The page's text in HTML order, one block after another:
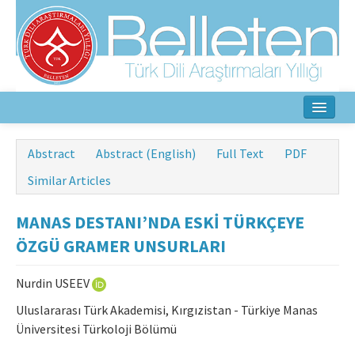
Home
Editorial Board
Author Guidelines
Ethical Principles
Abstract Abstract (English) Full Text
PDF
Similar Articles
MANAS DESTANI’NDA ESKİ TÜRKÇEYE
ÖZGÜ GRAMER UNSURLARI
Nurdin USEEV
Uluslararası Türk Akademisi, Kırgızistan - Türkiye Manas
Üniversitesi Türkoloji Bölümü